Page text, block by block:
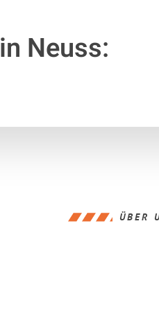
in Neuss:
ÜBER